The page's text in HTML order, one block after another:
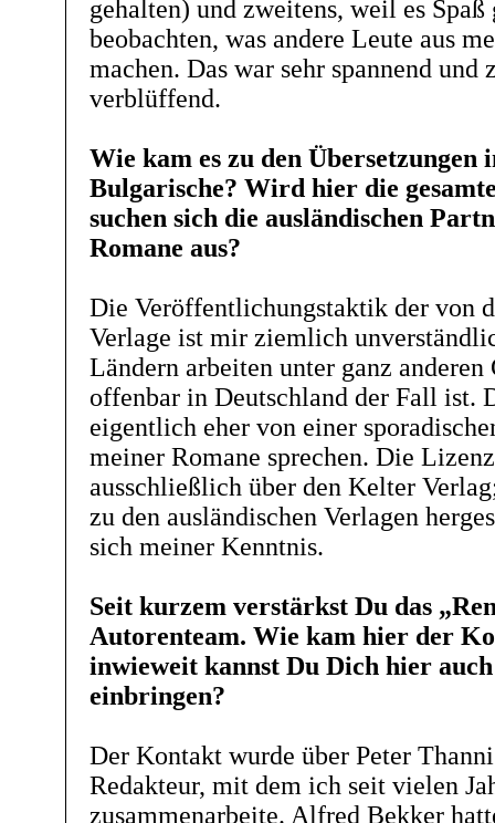
gehalten) und zweitens, weil es Spaß
beobachten, was andere Leute aus
machen. Das war sehr spannend und
verblüffend.
Wie kam es zu den Übersetzungen
Bulgarische? Wird hier die
suchen sich die ausländischen
Romane aus?
Die Veröffentlichungstaktik der von
Verlage ist mir ziemlich
Ländern arbeiten unter ganz anderen
offenbar in Deutschland der Fall ist.
eigentlich eher von einer
meiner Romane sprechen. Die
ausschließlich über den Kelter
zu den ausländischen Verlagen
sich meiner Kenntnis.
Seit kurzem verstärkst Du das
Autorenteam. Wie kam hier der
inwieweit kannst Du Dich hier
einbringen?
Der Kontakt wurde über Peter
Redakteur, mit dem ich seit vielen
zusammenarbeite. Alfred Bekker